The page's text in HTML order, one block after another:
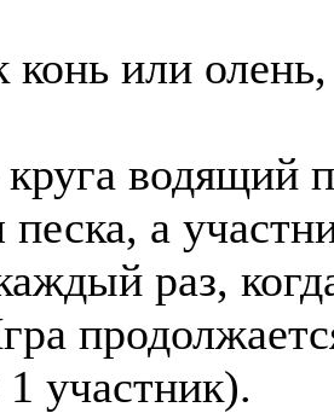
конь или
водящий
а
раз,
1 участник).